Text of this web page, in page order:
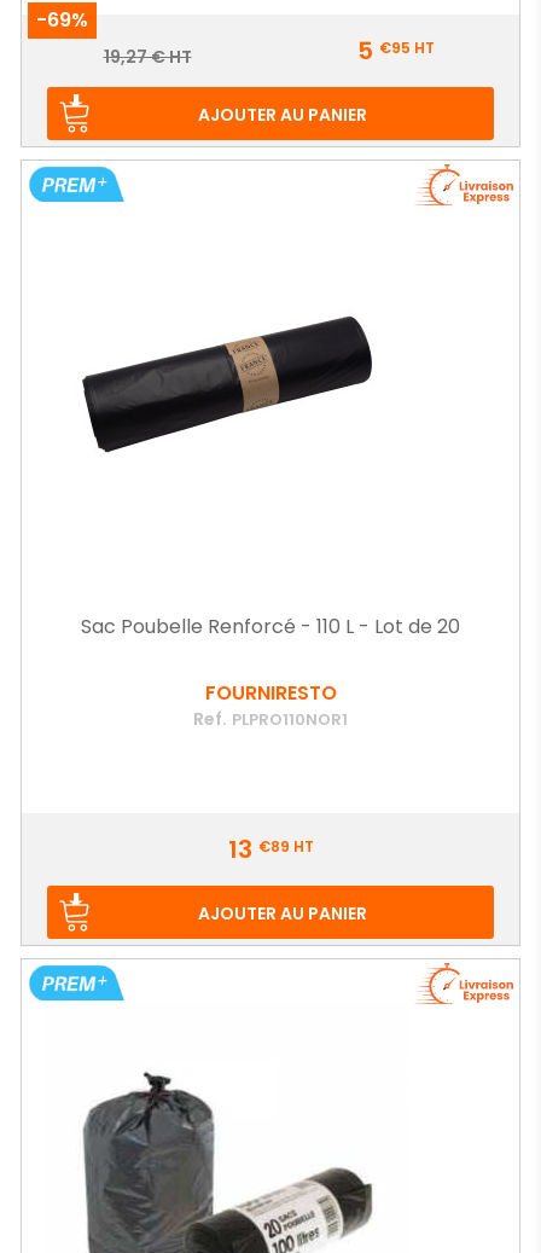
-69%
Prix
Prix
19,27 € HT 5 €95 HT
AJOUTER AU PANIER
Sac Poubelle Renforcé - 110 L - Lot de 20
FOURNIRESTO
Ref. PLPRO110NOR1
13 €89 HT
AJOUTER AU PANIER